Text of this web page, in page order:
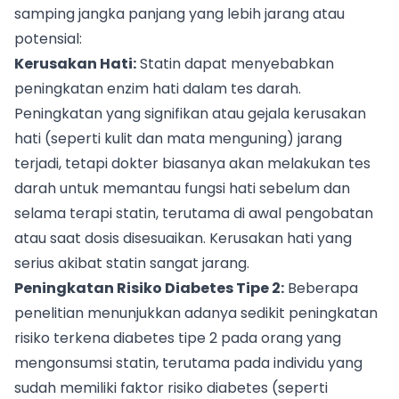
samping jangka panjang yang lebih jarang atau
potensial:
Kerusakan Hati:Statin dapat menyebabkan
peningkatan enzim hati dalam tes darah.
Peningkatan yang signifikan atau gejala kerusakan
hati (seperti kulit dan mata menguning) jarang
terjadi, tetapi dokter biasanya akan melakukan tes
darah untuk memantau fungsi hati sebelum dan
selama terapi statin, terutama di awal pengobatan
atau saat dosis disesuaikan. Kerusakan hati yang
serius akibat statin sangat jarang.
Peningkatan Risiko Diabetes Tipe 2: Beberapa
penelitian menunjukkan adanya sedikit peningkatan
risiko terkena diabetes tipe 2 pada orang yang
mengonsumsi statin, terutama pada individu yang
sudah memiliki faktor risiko diabetes (seperti